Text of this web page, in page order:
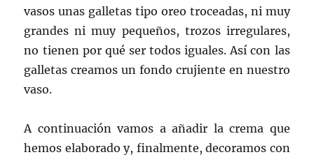
vasos unas galletas tipo oreo troceadas, ni muy
grandes ni muy pequeños, trozos irregulares,
no tienen por qué ser todos iguales. Así con las
galletas creamos un fondo crujiente en nuestro
vaso.
A continuación vamos a añadir la crema que
hemos elaborado y, finalmente, decoramos con